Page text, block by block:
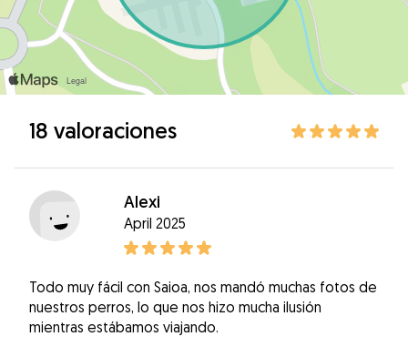
18 valoraciones
Alexi
April 2025
Todo muy fácil con Saioa, nos mandó muchas fotos de
nuestros perros, lo que nos hizo mucha ilusión
mientras estábamos viajando.